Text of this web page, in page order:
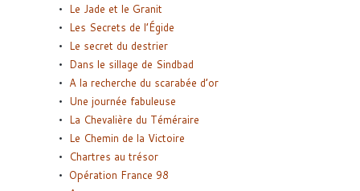
Le Jade et le Granit
Les Secrets de l’Égide
Le secret du destrier
Dans le sillage de Sindbad
A la recherche du scarabée d’or
Une journée fabuleuse
La Chevalière du Téméraire
Le Chemin de la Victoire
Chartres au trésor
Opération France 98